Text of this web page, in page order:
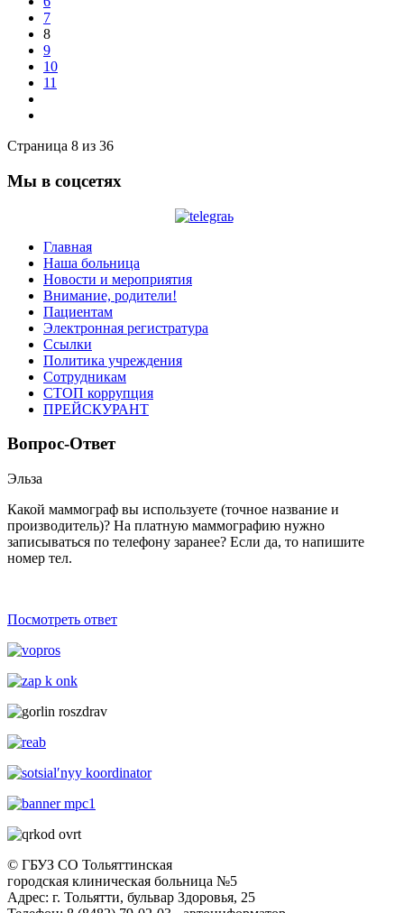
7
8
9
10
11
Страница 8 из 36
Мы в соцсетях
Главная
Наша больница
Новости и мероприятия
Внимание, родители!
Пациентам
Электронная регистратура
Ссылки
Политика учреждения
Сотрудникам
СТОП коррупция
ПРЕЙСКУРАНТ
Вопрос-Ответ
Эльза
Какой маммограф вы используете (точное название и
производитель)? На платную маммографию нужно
записываться по телефону заранее? Если да, то напишите
номер тел.
Посмотреть ответ
© ГБУЗ СО Тольяттинская
городская клиническая больница №5
Адрес: г. Тольятти, бульвар Здоровья, 25